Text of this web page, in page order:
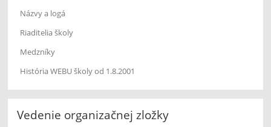
Názvy a logá
Riaditelia školy
Medzníky
História WEBU školy od 1.8.2001
Vedenie organizačnej zložky